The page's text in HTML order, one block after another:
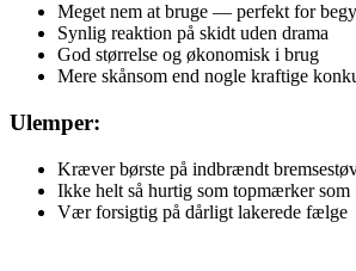
Meget nem at bruge — perfekt for
Synlig reaktion på skidt uden drama
God størrelse og økonomisk i brug
Mere skånsom end nogle kraftige
Ulemper:
Kræver børste på indbrændt
Ikke helt så hurtig som topmærker som
Vær forsigtig på dårligt lakerede fælge